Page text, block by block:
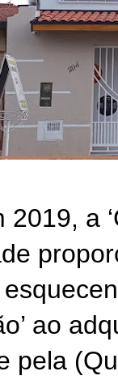
a
ao
pela